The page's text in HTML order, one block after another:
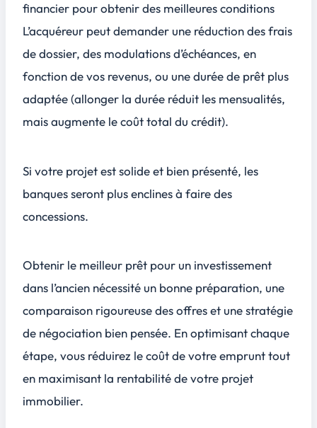
financier pour obtenir des meilleures conditions
L’acquéreur peut demander une réduction des frais
de dossier, des modulations d’échéances, en
fonction de vos revenus, ou une durée de prêt plus
adaptée (allonger la durée réduit les mensualités,
mais augmente le coût total du crédit).
Si votre projet est solide et bien présenté, les
banques seront plus enclines à faire des
concessions.
Obtenir le meilleur prêt pour un investissement
dans l’ancien nécessité un bonne préparation, une
comparaison rigoureuse des offres et une stratégie
de négociation bien pensée. En optimisant chaque
étape, vous réduirez le coût de votre emprunt tout
en maximisant la rentabilité de votre projet
immobilier.